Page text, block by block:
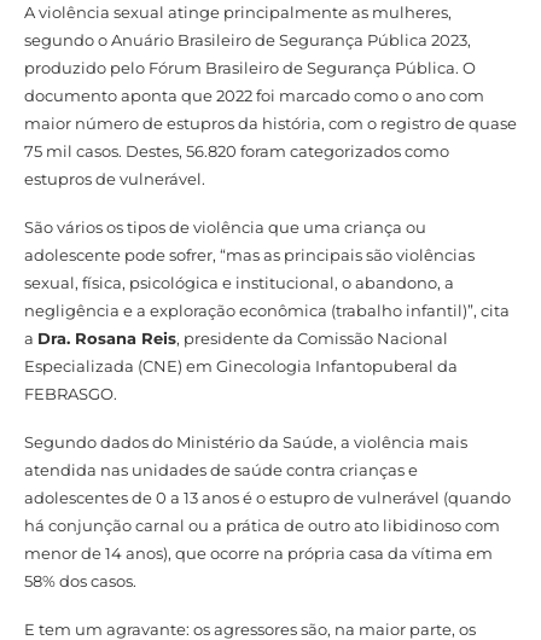
A violência sexual atinge principalmente as mulheres,
segundo o Anuário Brasileiro de Segurança Pública 2023,
produzido pelo Fórum Brasileiro de Segurança Pública. O
documento aponta que 2022 foi marcado como o ano com
maior número de estupros da história, com o registro de quase
75 mil casos. Destes, 56.820 foram categorizados como
estupros de vulnerável.
São vários os tipos de violência que uma criança ou
adolescente pode sofrer, “mas as principais são violências
sexual, física, psicológica e institucional, o abandono, a
negligência e a exploração econômica (trabalho infantil)”, cita
a Dra. Rosana Reis, presidente da Comissão Nacional
Especializada (CNE) em Ginecologia Infantopuberal da
FEBRASGO.
Segundo dados do Ministério da Saúde, a violência mais
atendida nas unidades de saúde contra crianças e
adolescentes de 0 a 13 anos é o estupro de vulnerável (quando
há conjunção carnal ou a prática de outro ato libidinoso com
menor de 14 anos), que ocorre na própria casa da vítima em
58% dos casos.
E tem um agravante: os agressores são, na maior parte, os